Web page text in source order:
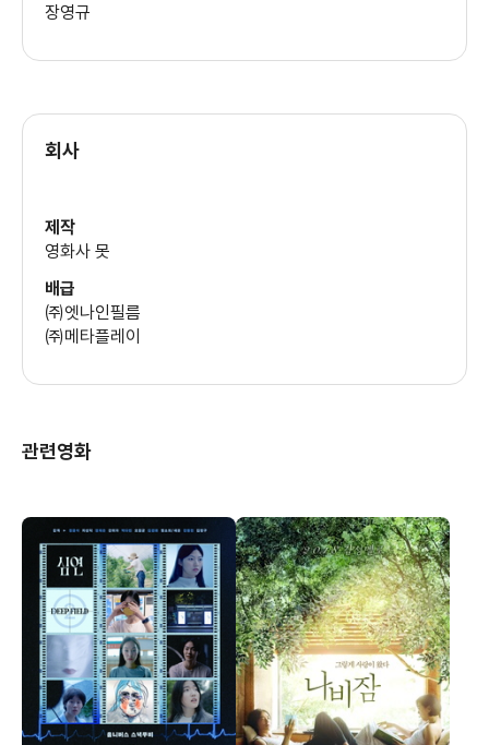
장영규
회사
제작
영화사 못
배급
㈜엣나인필름
㈜메타플레이
관련영화